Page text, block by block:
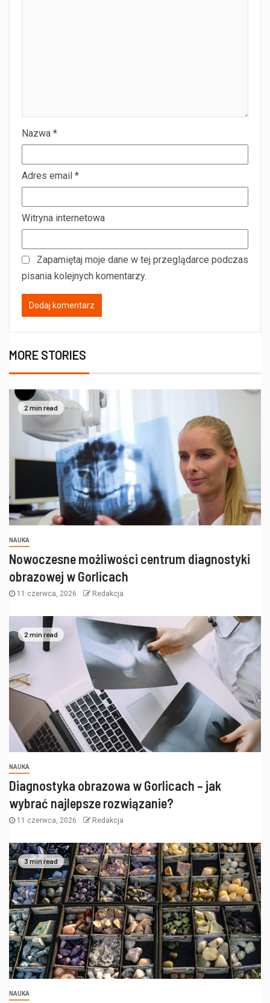
Nazwa *
Adres email *
Witryna internetowa
Zapamiętaj moje dane w tej przeglądarce podczas
pisania kolejnych komentarzy.
MORE STORIES
2 min read
NAUKA
Nowoczesne możliwości centrum diagnostyki
obrazowej w Gorlicach
11 czerwca, 2026 Redakcja
2 min read
NAUKA
Diagnostyka obrazowa w Gorlicach – jak
wybrać najlepsze rozwiązanie?
11 czerwca, 2026 Redakcja
3 min read
NAUKA